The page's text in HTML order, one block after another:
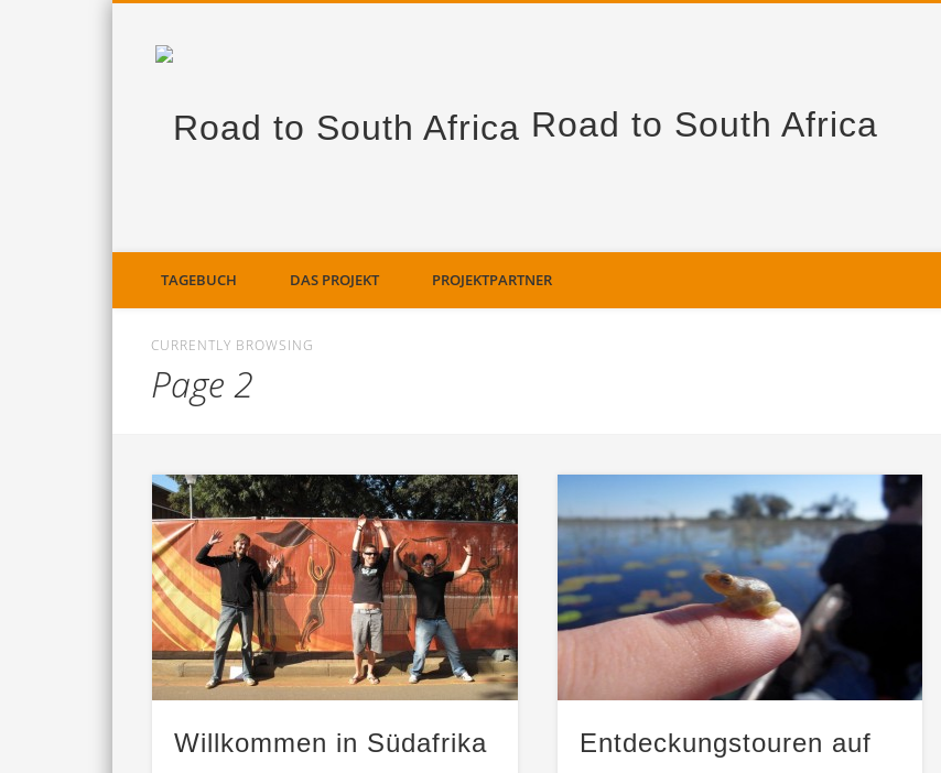
Road to South Africa
TAGEBUCH DAS PROJEKT PROJEKTPARTNER
CURRENTLY BROWSING
Page 2
Willkommen in Südafrika
Entdeckungstouren auf